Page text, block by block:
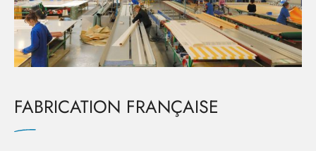
FABRICATION FRANÇAISE